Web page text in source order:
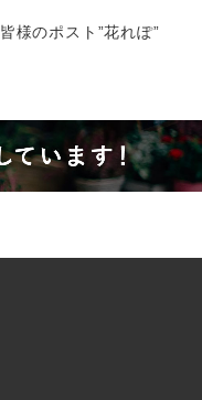
皆様のポスト”花れぽ”